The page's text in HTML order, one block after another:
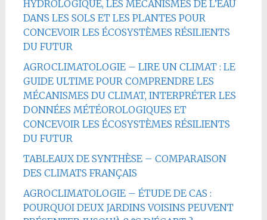
HYDROLOGIQUE, LES MÉCANISMES DE L’EAU
DANS LES SOLS ET LES PLANTES POUR
CONCEVOIR LES ÉCOSYSTÈMES RÉSILIENTS
DU FUTUR
AGROCLIMATOLOGIE – LIRE UN CLIMAT : LE
GUIDE ULTIME POUR COMPRENDRE LES
MÉCANISMES DU CLIMAT, INTERPRÉTER LES
DONNÉES MÉTÉOROLOGIQUES ET
CONCEVOIR LES ÉCOSYSTÈMES RÉSILIENTS
DU FUTUR
TABLEAUX DE SYNTHÈSE – COMPARAISON
DES CLIMATS FRANÇAIS
AGROCLIMATOLOGIE – ÉTUDE DE CAS :
POURQUOI DEUX JARDINS VOISINS PEUVENT